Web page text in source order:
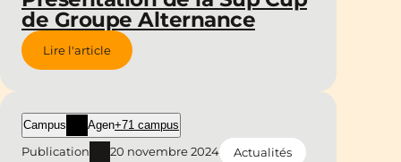
de Groupe Alternance
Lire l'article
Campus Agen+71 campus
Publication 20 novembre 2024 Actualités